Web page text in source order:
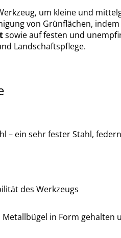
um kleine und
von Grünflächen,
sowie auf festen und
Landschaftspflege.
– ein sehr fester Stahl,
des Werkzeugs
in Form